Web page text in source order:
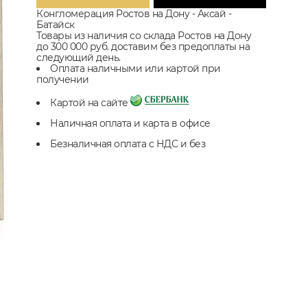
Конгломерация Ростов на Дону - Аксай -
Батайск
Товары из наличия со склада Ростов на Дону
до 300 000 руб. доставим без предоплаты на
следующий день.
Оплата наличными или картой при
получении
Картой на сайте
Наличная оплата и карта в офисе
Безналичная оплата с НДС и без